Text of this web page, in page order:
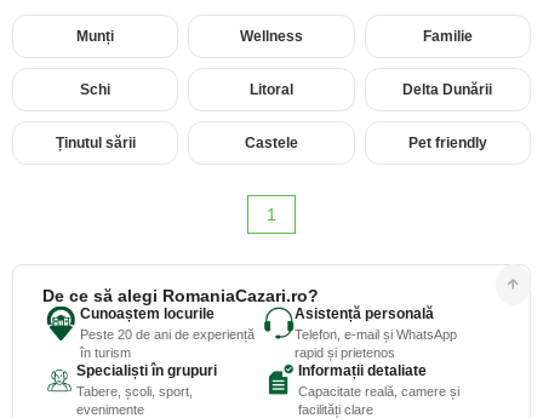
Munți Wellness Familie
Schi Litoral Delta Dunării
Ținutul sării Castele Pet friendly
1
De ce să alegi RomaniaCazari.ro?
Cunoaștem locurile
Peste 20 de ani de experiență
în turism
Asistență personală
Telefon, e-mail și WhatsApp
rapid și prietenos
Specialiști în grupuri
Tabere, școli, sport,
evenimente
Informații detaliate
Capacitate reală, camere și
facilități clare